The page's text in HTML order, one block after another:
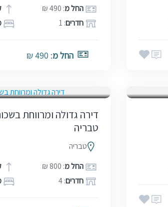
החל מ: 490 ₪
חדרים: 1
החל מ: 490 ₪
דירה גדולה ומרווחת
טבריה
טבריה
החל מ: 800 ₪
חדרים: 4